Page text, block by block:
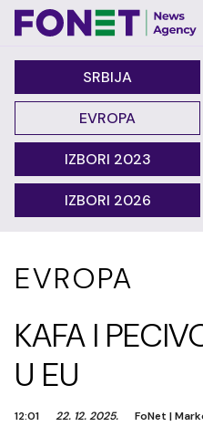
SRBIJA
EVROPA
IZBORI 2023
IZBORI 2026
EVROPA
KAFA I
U EU
12:01 22. 12. 2025. FoNet |